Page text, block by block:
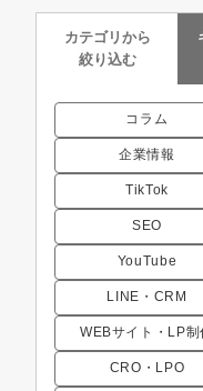
カテゴリから
絞り込む
コラム
企業情報
TikTok
SEO
YouTube
LINE・CRM
WEBサイト・LP制
CRO・LPO